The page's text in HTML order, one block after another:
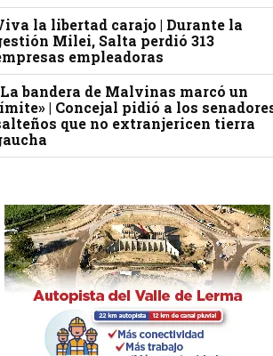
la libertad carajo | Durante la
Milei, Salta perdió 313
empleadoras
bandera de Malvinas marcó un
| Concejal pidió a los
que no extranjericen tierra